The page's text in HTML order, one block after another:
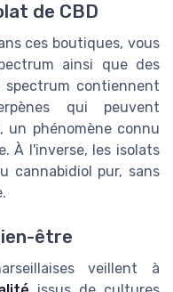
de CBD
ces boutiques, vous
ainsi que des
contiennent
qui peuvent
un phénomène connu
À l'inverse, les isolats
cannabidiol pur, sans
être
veillent à